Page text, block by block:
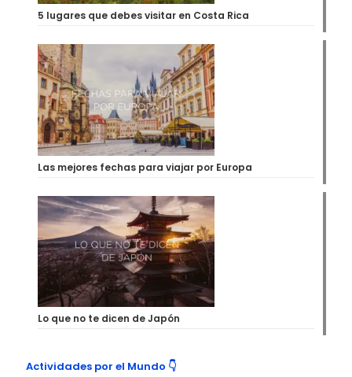
5 lugares que debes visitar en Costa Rica
Las mejores fechas para viajar por Europa
Lo que no te dicen de Japón
Actividades por el Mundo 👇